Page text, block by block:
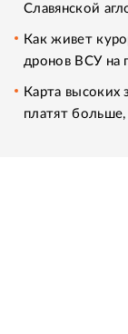
Славянской
Как живет
дронов ВСУ на
Карта высоких
платят